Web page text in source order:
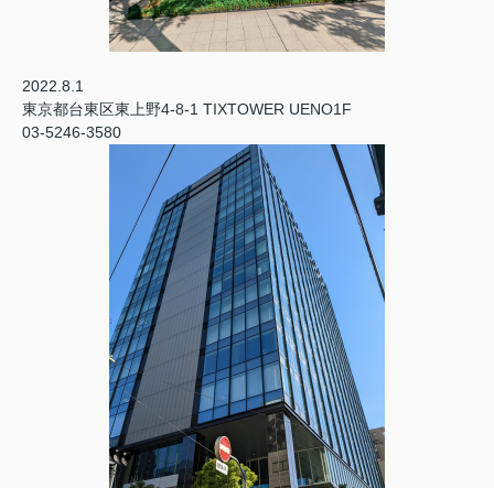
2022.8.1
東京都台東区東上野4-8-1 TIXTOWER UENO1F
03-5246-3580